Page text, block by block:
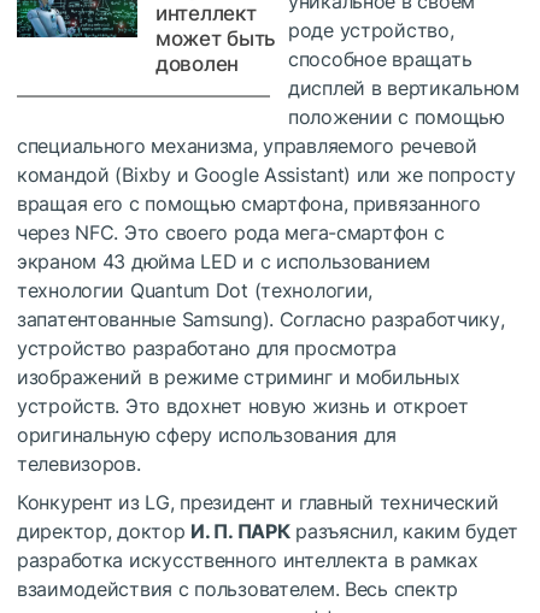
интеллект
может быть
доволен
роде устройство,
способное вращать
дисплей в вертикальном
положении с помощью
специального механизма, управляемого речевой
командой (Bixby и Google Assistant) или же попросту
вращая его с помощью смартфона, привязанного
через NFC. Это своего рода мега-смартфон с
экраном 43 дюйма LED и с использованием
технологии Quantum Dot (технологии,
запатентованные Samsung). Согласно разработчику,
устройство разработано для просмотра
изображений в режиме стриминг и мобильных
устройств. Это вдохнет новую жизнь и откроет
оригинальную сферу использования для
телевизоров.
Конкурент из LG, президент и главный технический
директор, доктор И. П. ПАРКразъяснил, каким будет
разработка искусственного интеллекта в рамках
взаимодействия с пользователем. Весь спектр